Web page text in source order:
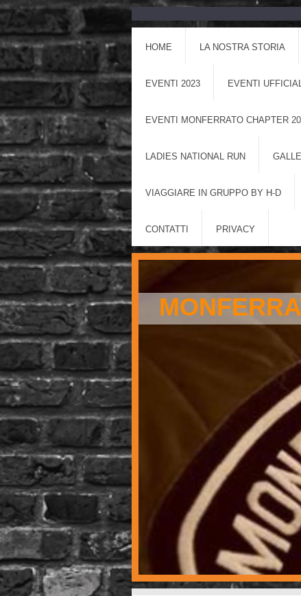
HOME LA NOSTRA STORIA
EVENTI 2023 EVENTI
EVENTI MONFERRATO CHAPTER
LADIES NATIONAL RUN
VIAGGIARE IN GRUPPO BY H-D
CONTATTI PRIVACY